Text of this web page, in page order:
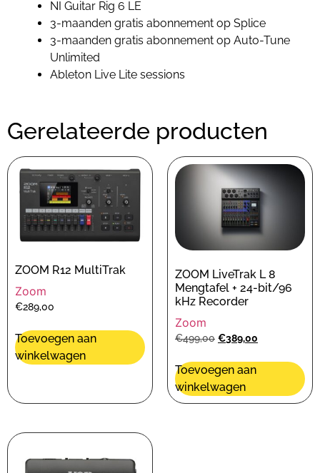
NI Guitar Rig 6 LE
3-maanden gratis abonnement op Splice
3-maanden gratis abonnement op Auto-Tune
Unlimited
Ableton Live Lite sessions
Gerelateerde producten
ZOOM R12 MultiTrak
Zoom
€289,00
Toevoegen aan
winkelwagen
ZOOM LiveTrak L 8
Mengtafel + 24-bit/96
kHz Recorder
Zoom
€499,00 €389,00
Toevoegen aan
winkelwagen